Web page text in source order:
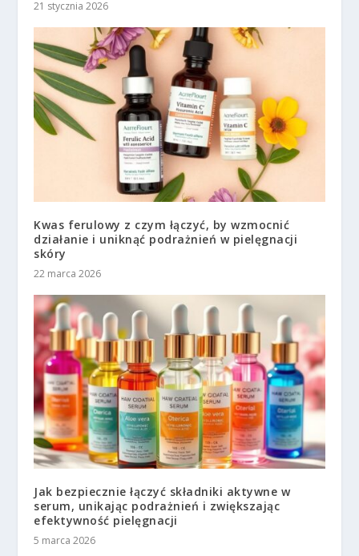
21 stycznia 2026
Kwas ferulowy z czym łączyć, by wzmocnić
działanie i uniknąć podrażnień w pielęgnacji
skóry
22 marca 2026
Jak bezpiecznie łączyć składniki aktywne w
serum, unikając podrażnień i zwiększając
efektywność pielęgnacji
5 marca 2026